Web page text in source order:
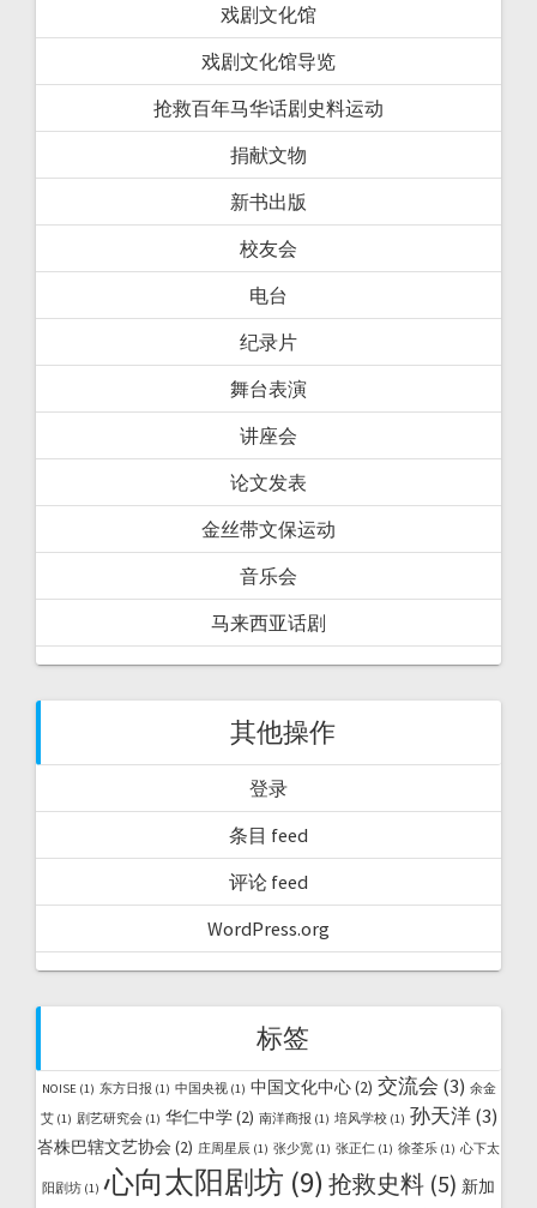
戏剧文化馆
戏剧文化馆导览
抢救百年马华话剧史料运动
捐献文物
新书出版
校友会
电台
纪录片
舞台表演
讲座会
论文发表
金丝带文保运动
音乐会
马来西亚话剧
其他操作
登录
条目 feed
评论 feed
WordPress.org
标签
NOISE(1) 东方日报 (1) 中国央视(1) 中国文化中心(2) 交流会 (3) 余金
艾(1) 剧艺研究会(1) 华仁中学(2) 南洋商报 (1) 培风学校(1) 孙天洋(3)
峇株巴辖文艺协会 (2) 庄周星辰 (1) 张少宽 (1) 张正仁 (1) 徐荃乐 (1) 心下太
阳剧坊 (1) 心向太阳剧坊 (9) 抢救史料 (5) 新加